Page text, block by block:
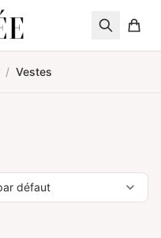
/ Vestes